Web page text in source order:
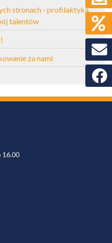
stronach - profilaktyka
talentów
za nami
16.00